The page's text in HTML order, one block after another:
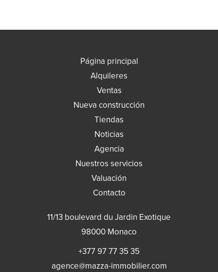
Página principal
Alquileres
Ventas
Nueva construcción
Tiendas
Noticias
Agencia
Nuestros servicios
Valuación
Contacto
11/13 boulevard du Jardin Exotique
98000 Monaco
+377 97 77 35 35
agence@mazza-immobilier.com